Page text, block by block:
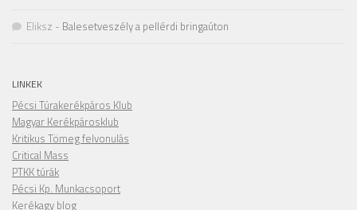
Eliksz - Balesetveszély a pellérdi bringaúton
LINKEK
Pécsi Túrakerékpáros Klub
Magyar Kerékpárosklub
Kritikus Tömeg felvonulás
Critical Mass
PTKK túrák
Pécsi Kp. Munkacsoport
Kerékagy blog